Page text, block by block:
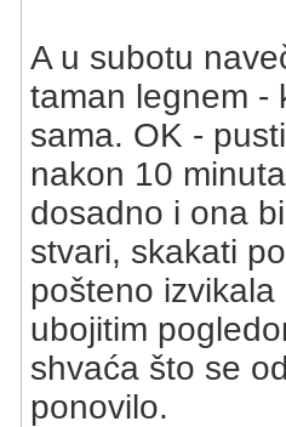
A u subotu
taman legnem -
sama. OK -
nakon 10
dosadno i ona
stvari, skakati
pošteno
ubojitim
shvaća što se
ponovilo.